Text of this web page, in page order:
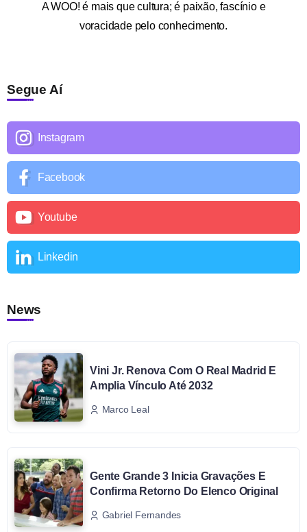
AWOO! é mais que cultura; é paixão, fascínio e
voracidade pelo conhecimento.
Segue Aí
Instagram
Facebook
Youtube
Linkedin
News
Vini Jr. Renova Com O Real Madrid E
Amplia Vínculo Até 2032
Marco Leal
Gente Grande 3 Inicia Gravações E
Confirma Retorno Do Elenco Original
Gabriel Fernandes